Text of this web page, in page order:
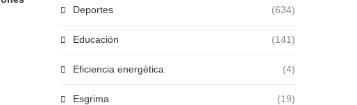
Deportes (634)
Educación (141)
Eficiencia energética (4)
Esgrima (19)